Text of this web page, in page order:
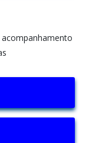
acompanhamento